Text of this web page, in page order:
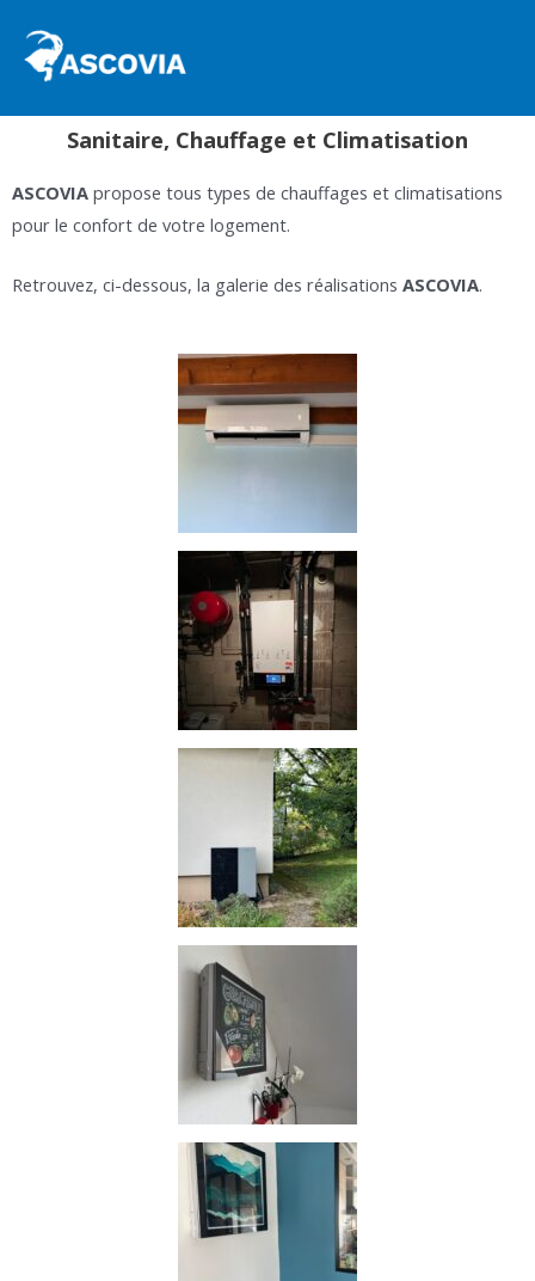
contenu
Sanitaire, Chauffage et Climatisation
ASCOVIA propose tous types de chauffages et climatisations
pour le confort de votre logement.
Retrouvez, ci-dessous, la galerie des réalisations ASCOVIA.